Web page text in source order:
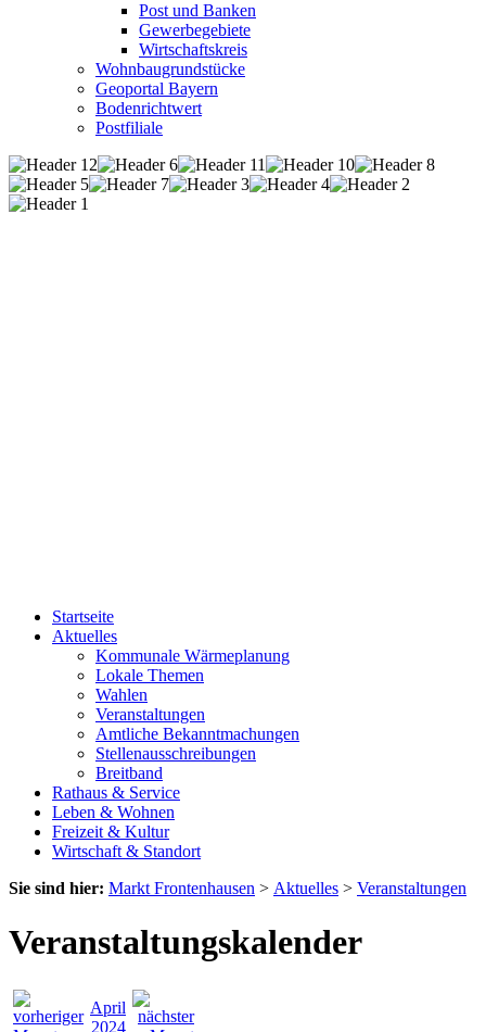
Post und Banken
Gewerbegebiete
Wirtschaftskreis
Wohnbaugrundstücke
Geoportal Bayern
Bodenrichtwert
Postfiliale
Startseite
Aktuelles
Kommunale Wärmeplanung
Lokale Themen
Wahlen
Veranstaltungen
Amtliche Bekanntmachungen
Stellenausschreibungen
Breitband
Rathaus & Service
Leben & Wohnen
Freizeit & Kultur
Wirtschaft & Standort
Sie sind hier: Markt Frontenhausen > Aktuelles > Veranstaltungen
Veranstaltungskalender
April
2024